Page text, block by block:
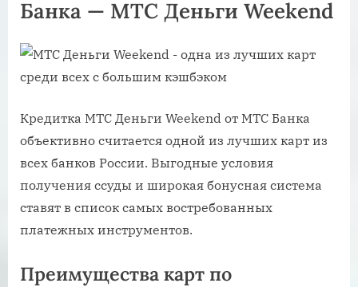
Банка — МТС Деньги Weekend
Кредитка МТС Деньги Weekend от МТС Банка
объективно считается одной из лучших карт из
всех банков России. Выгодные условия
получения ссуды и широкая бонусная система
ставят в список самых востребованных
платежных инструментов.
Преимущества карт по